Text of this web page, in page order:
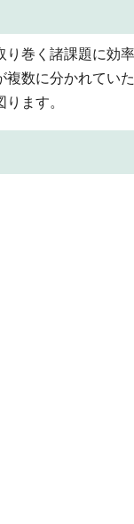
巻く諸課題に効
複数に分かれてい
ます。